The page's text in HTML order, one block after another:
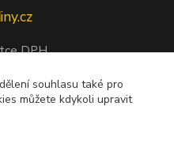
DPH
2010
souhlasu také pro
můžete kdykoli upravit